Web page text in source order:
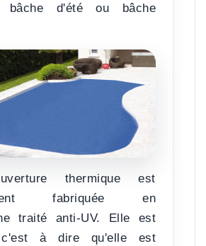
bâche d'été ou bâche
thermique est
fabriquée en
traité anti-UV. Elle est
c'est à dire qu'elle est